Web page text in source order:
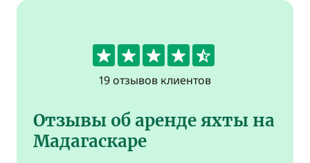
4.7
19 отзывов клиентов
Отзывы об аренде яхты на
Мадагаскаре